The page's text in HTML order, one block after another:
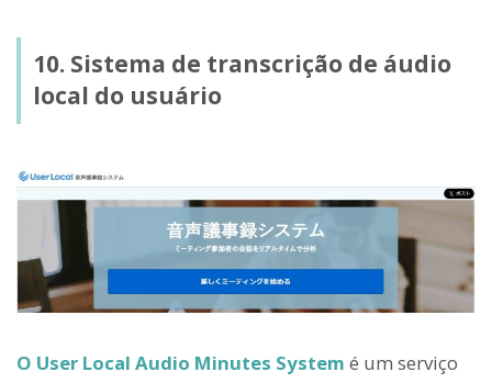
10. Sistema de transcrição de áudio
local do usuário
O User Local Audio Minutes System é um serviço